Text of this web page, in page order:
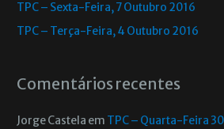
TPC – Sexta-Feira, 7 Outubro 2016
TPC – Terça-Feira, 4 Outubro 2016
Comentários recentes
Jorge Castela em TPC – Quarta-Feira